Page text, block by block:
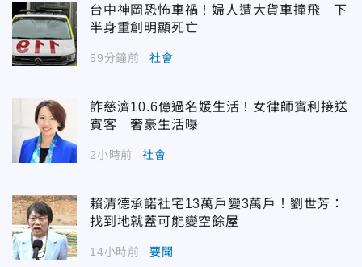
台中神岡恐怖車禍！婦人遭大貨車撞飛 下
半身重創明顯死亡
59分鐘前 社會
詐慈濟10.6億過名媛生活！女律師賓利接送
賓客 奢豪生活曝
2小時前 社會
賴清德承諾社宅13萬戶變3萬戶！劉世芳：
找到地就蓋可能變空餘屋
14小時前 要聞